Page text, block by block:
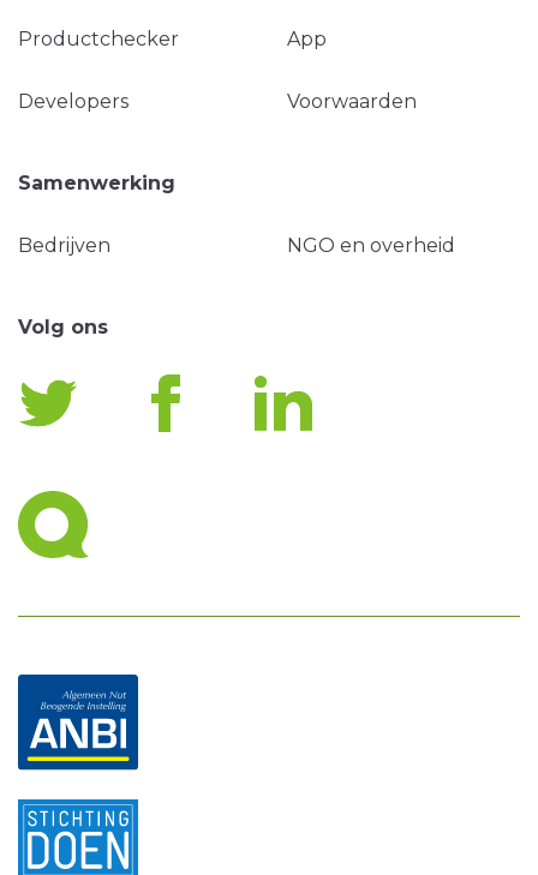
Productchecker App
Developers Voorwaarden
Samenwerking
Bedrijven NGO en overheid
Volg ons